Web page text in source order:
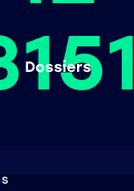
Dossiers